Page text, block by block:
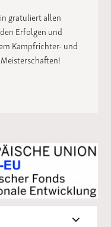
gratuliert allen
Erfolgen und
Kampfrichter- und